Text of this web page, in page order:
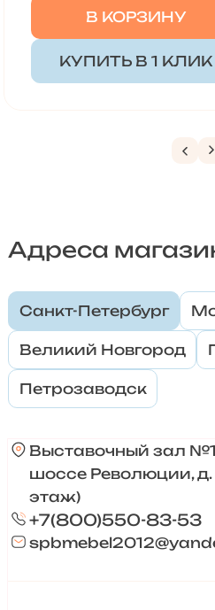
В КОРЗИНУ
КУПИТЬ В 1 КЛИК
Адреса
Санкт-Петербург
Великий Новгород
Петрозаводск
Выставочный зал №1
шоссе Революции, д.
этаж)
+7(800)550-83-53